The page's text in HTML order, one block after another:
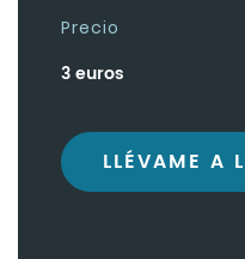
Precio
3 euros
LLÉVAME A